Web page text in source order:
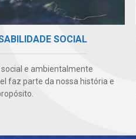
SOCIAL
e ambientalmente
faz parte da nossa história e